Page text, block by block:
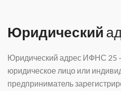
Юридический
Юридический адрес ИФНС 25
юридическое лицо или
предприниматель